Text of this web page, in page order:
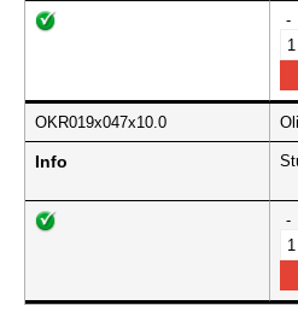
-
OKR019x047x10.0
Info
-